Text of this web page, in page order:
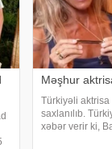
Məşhur
Türkiyəli
saxlanılıb.
xəbər verir ki,